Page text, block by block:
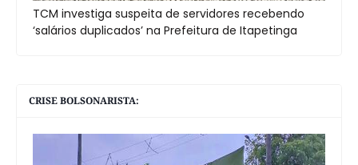
TCM investiga suspeita de servidores recebendo
‘salários duplicados’ na Prefeitura de Itapetinga
CRISE BOLSONARISTA: